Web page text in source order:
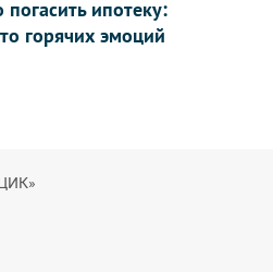
ипотеку:
горячих эмоций